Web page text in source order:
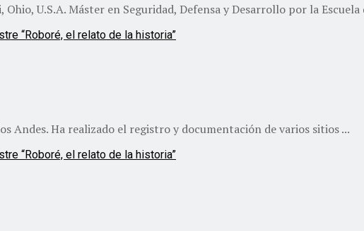
U.S.A. Máster en Seguridad, Defensa y Desarrollo por la Escuela
Andes. Ha realizado el registro y documentación de varios sitios ...